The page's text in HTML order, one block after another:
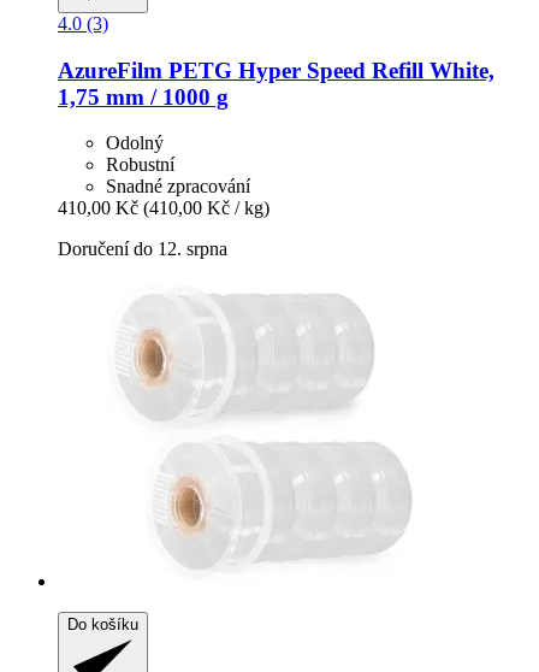
4.0 (3)
AzureFilm PETG Hyper Speed Refill White,
1,75 mm / 1000 g
Odolný
Robustní
Snadné zpracování
410,00 Kč (410,00 Kč / kg)
Doručení do 12. srpna
Do košíku